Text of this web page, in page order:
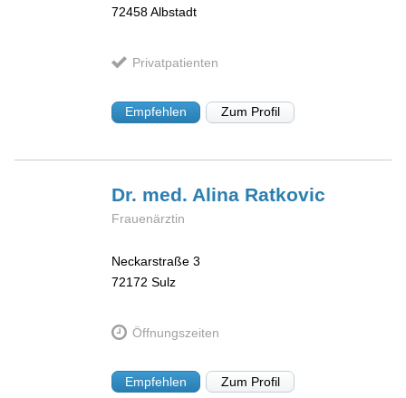
72458Albstadt
Privatpatienten
Empfehlen Zum Profil
Dr. med. Alina Ratkovic
Frauenärztin
Neckarstraße 3
72172 Sulz
Öffnungszeiten
Empfehlen Zum Profil